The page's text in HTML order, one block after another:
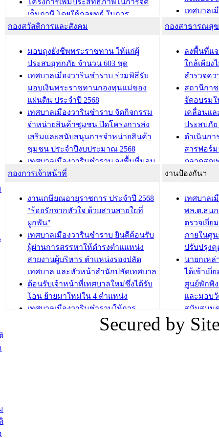
ควบคุมภายในของ สำนัก/กอง/
โรงเรียน/ศูนย์พัฒนาเด็กเล็ก/สถานธนา
บทความ อื่นๆ ...
เก็บภาษี โดยใช้กลยุทธ์ ในการ
พัฒนาการจัดเก็บรายได้ ประจำปี พ.ศ.
เทศบาลเมืองวารินชำราบ ร่วมการ
ประชุมวิชาการระดับนานาชาติและ
นิทรรศการด้านนวัตกรรมท้องถิ่น 2568
และรับรางวัลทีมนักวิจัยดีเด่นจาก
นวัตกรรมโครงการทะเบียนภาษีป้าย
ประชุมผู้เช่าอาคารพาณิชย์ บริเวณ
ถนนเกษมสุขและถนนประทุมเทพภักดี
บทความ อื่นๆ ...
เทศบาลเ
โครงการ
เทศบาล
รับฟังคว
ผังเมือง
วารินชำ
เทศบาล
ซักซ้อมแ
ประโยช
บทความ อื่นๆ ...
กองสวัสดิการและสังคม
มอบถุงยังชีพพระราชทาน ให้แก่ผู้
ประสบอุทกภัย จำนวน 603 ชุด
เทศบาลเมืองวารินชำราบ ร่วมพิธีรับ
มอบเงินพระราชทานกองทุนแม่ของ
แผ่นดิน ประจำปี 2568
เทศบาลเมืองวารินชำราบ จัดกิจกรรม
จำหน่ายสินค้าชุมชน ปิดโครงการส่ง
เสริมและสนับสนุนการจำหน่ายสินค้า
ชุมชน ประจำปีงบประมาณ 2568
เทศบาลเมืองวารินชำราบ ลงพื้นที่มอบ
น้ำดื่มแก่ผู้พักอาศัย ณ ศูนย์พักพิง
กองสวัสดิการสังคม เทศบาลเมือง
วารินชำราบ จัดโครงการอบรมอาชีพ
ระยะสั้น ประจำปี 2568 (หลักสูตรการ
ถักทอผลิตภัณฑ์จากถุงพลาสติก)
บทความ อื่นๆ ...
กองสาธารณสุ
ลงพื้นที่แ
ใกล้เคียง
สำรวจค
สถานีกา
จัดอบรม
เคลื่อนแ
ประสบภั
ดำเนินกา
สารฟอร์
ตลาดสดเ
วารินชำร
ถนนแก่เ
เด็กเล็ก
เทศบาลเ
ปรึกษาห
วัยของอ
บทความ อื่นๆ ...
กองการเจ้าหน้าที่
งานเกษียณอายุราชการ ประจำปี 2568
"ร้อยรักจากหัวใจ ด้วยสานสายใยที่
ผูกพัน"
เทศบาลเมืองวารินชำราบ ยินดีต้อนรับ
ผู้ผ่านการสรรหาให้ดำรงตำแแหน่ง
สายงานผู้บริหาร ตำแหน่งรองปลัด
เทศบาล และหัวหน้าสำนักปลัดเทศบาล
ต้อนรับเจ้าหน้าที่เทศบาลใหม่ซึ่งได้รับ
โอน ย้ายมาใหม่ใน 4 ตำแหน่ง
เทศบาลเมืองวารินชำราบให้การ
ต้อนรับพนักงานเทศบาลผู้ผ่านการ
สรรหาให้ดำรงตำแหน่งสายงานผู้
งานป้องกันฯ
เทศบาลเ
พล.ต.ธน
ตรวจเยี่ย
ภายในศู
ปรับปรุง
นายกเห
ได้เข้าเยี่
ศูนย์พักพิ
และมอบ
สนับสนุน
ภัยน้ำท่วม
ภาพบรร
Secured by